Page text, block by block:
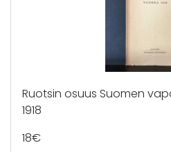
Ruotsin osuus Suomen
1918
18€